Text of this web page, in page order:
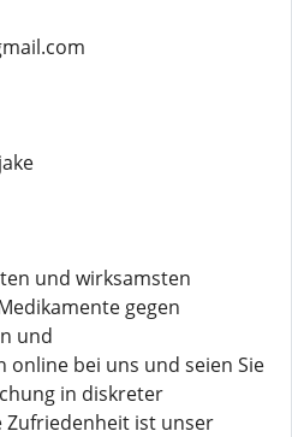
und wirksamsten
gegen
und
bei uns und seien Sie
in diskreter
Zufriedenheit ist unser